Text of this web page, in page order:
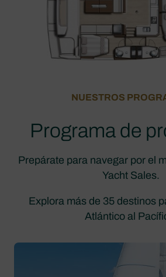
NUESTROS
Programa de
Prepárate para navegar por el
Yacht Sales.
Explora más de 35 destinos
Atlántico al